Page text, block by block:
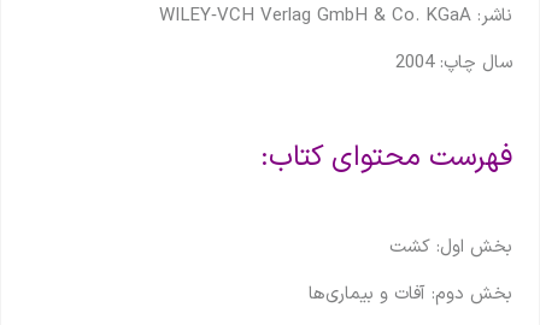
ناشر: ‎ WILEY‐VCH Verlag GmbH & Co. KGaA
سال چاپ: 2004
فهرست محتوای کتاب:
بخش اول: کشت
بخش دوم: آفات و بیماری‌ها